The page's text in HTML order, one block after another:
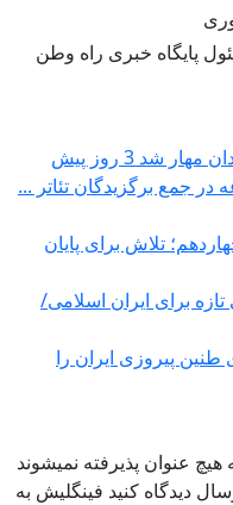
پایگاه خبری راه وطن
مهار شد 3 روز پیش
در جمع برگزیدگان تئاتر ...
تلاش برای پایان
برای ایران اسلامی/
پیروزی ایران را
عنوان پذیرفته نمیشوند
دیدگاه کنید فینگلیش به